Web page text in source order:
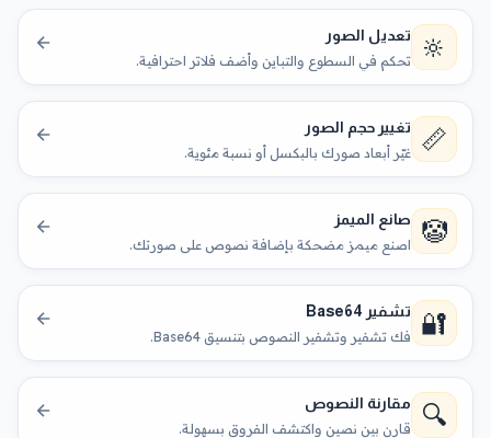
🔆 تعديل الصور
تحكم في السطوع والتباين وأضف فلاتر احترافية.
📏 تغيير حجم الصور
غيّر أبعاد صورك بالبكسل أو نسبة مئوية.
🤡 صانع الميمز
اصنع ميمز مضحكة بإضافة نصوص على صورتك.
🔐 تشفير Base64
فك تشفير وتشفير النصوص بتنسيق Base64.
🔍 مقارنة النصوص
قارن بين نصين واكتشف الفروق بسهولة.